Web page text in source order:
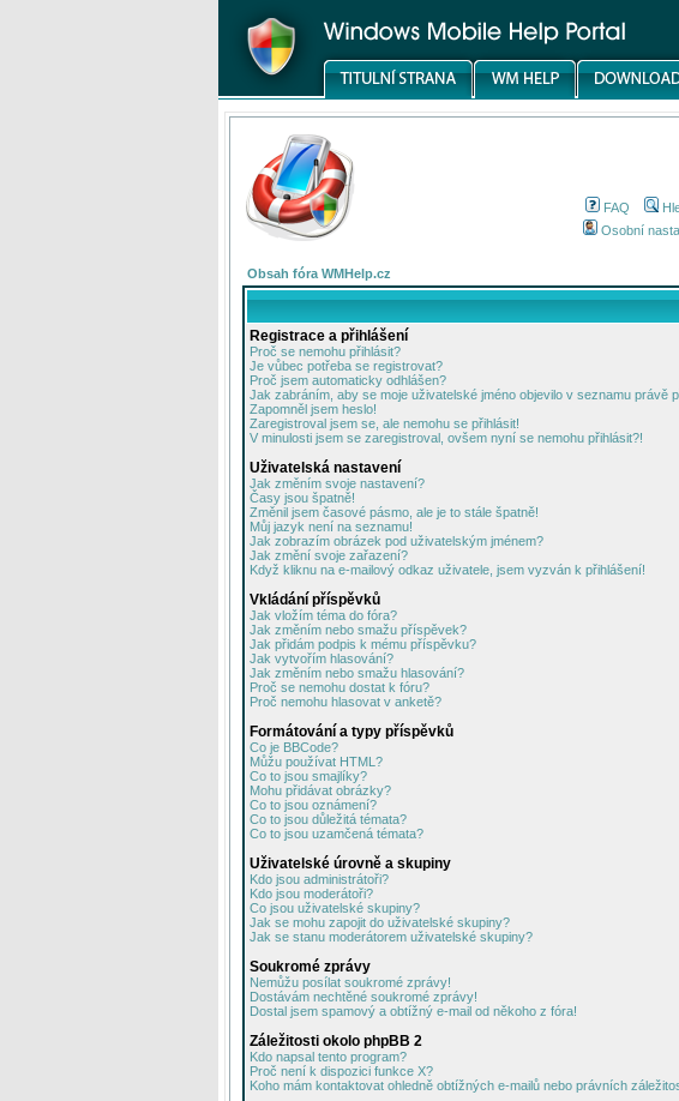
FAQ
Osobní
Obsah fóra WMHelp.cz
Registrace a přihlášení
Proč se nemohu přihlásit?
Je vůbec potřeba se registrovat?
Proč jsem automaticky odhlášen?
Jak zabráním, aby se moje uživatelské jméno objevilo v seznamu právě
Zapomněl jsem heslo!
Zaregistroval jsem se, ale nemohu se přihlásit!
V minulosti jsem se zaregistroval, ovšem nyní se nemohu přihlásit?!
Uživatelská nastavení
Jak změním svoje nastavení?
Časy jsou špatně!
Změnil jsem časové pásmo, ale je to stále špatně!
Můj jazyk není na seznamu!
Jak zobrazím obrázek pod uživatelským jménem?
Jak změní svoje zařazení?
Když kliknu na e-mailový odkaz uživatele, jsem vyzván k přihlášení!
Vkládání příspěvků
Jak vložím téma do fóra?
Jak změním nebo smažu příspěvek?
Jak přidám podpis k mému příspěvku?
Jak vytvořím hlasování?
Jak změním nebo smažu hlasování?
Proč se nemohu dostat k fóru?
Proč nemohu hlasovat v anketě?
Formátování a typy příspěvků
Co je BBCode?
Můžu používat HTML?
Co to jsou smajlíky?
Mohu přidávat obrázky?
Co to jsou oznámení?
Co to jsou důležitá témata?
Co to jsou uzamčená témata?
Uživatelské úrovně a skupiny
Kdo jsou administrátoři?
Kdo jsou moderátoři?
Co jsou uživatelské skupiny?
Jak se mohu zapojit do uživatelské skupiny?
Jak se stanu moderátorem uživatelské skupiny?
Soukromé zprávy
Nemůžu posílat soukromé zprávy!
Dostávám nechtěné soukromé zprávy!
Dostal jsem spamový a obtížný e-mail od někoho z fóra!
Záležitosti okolo phpBB 2
Kdo napsal tento program?
Proč není k dispozici funkce X?
Koho mám kontaktovat ohledně obtížných e-mailů nebo právních